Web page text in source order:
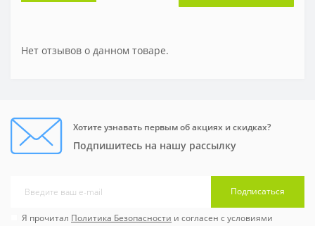
Нет отзывов о данном товаре.
Хотите узнавать первым об акциях и скидках?
Подпишитесь на нашу рассылку
Подписаться
Я прочитал Политика Безопасности и согласен с условиями